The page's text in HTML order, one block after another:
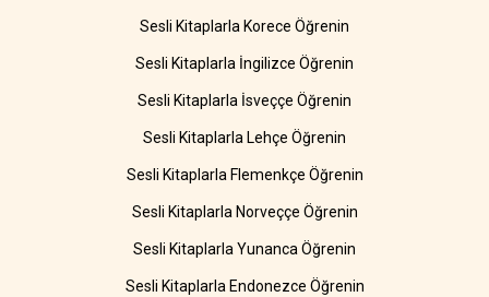
Sesli Kitaplarla Korece Öğrenin
Sesli Kitaplarla İngilizce Öğrenin
Sesli Kitaplarla İsveççe Öğrenin
Sesli Kitaplarla Lehçe Öğrenin
Sesli Kitaplarla Flemenkçe Öğrenin
Sesli Kitaplarla Norveççe Öğrenin
Sesli Kitaplarla Yunanca Öğrenin
Sesli Kitaplarla Endonezce Öğrenin